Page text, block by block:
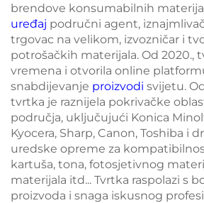
brendove konsumabilnih
uređaj područni agent,
trgovac na velikom, izvozničar i
potrošačkih materijala. Od 2020.,
vremena i otvorila online
snabdijevanje proizvodi svijetu.
tvrtka je raznijela pokrivačke
područja, uključujući Konica
Kyocera, Sharp, Canon, Toshiba i
uredske opreme za
kartuša, tona, fotosjetivnog
materijala itd... Tvrtka raspolazi s
proizvoda i snaga iskusnog